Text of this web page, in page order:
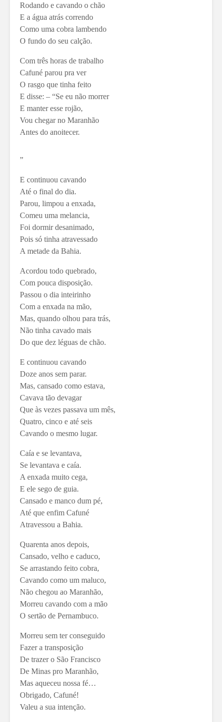
Rodando e cavando o chão
E a água atrás correndo
Como uma cobra lambendo
O fundo do seu calção.
Com três horas de trabalho
Cafuné parou pra ver
O rasgo que tinha feito
E disse: – “Se eu não morrer
E manter esse rojão,
Vou chegar no Maranhão
Antes do anoitecer.
”
E continuou cavando
Até o final do dia.
Parou, limpou a enxada,
Comeu uma melancia,
Foi dormir desanimado,
Pois só tinha atravessado
A metade da Bahia.
Acordou todo quebrado,
Com pouca disposição.
Passou o dia inteirinho
Com a enxada na mão,
Mas, quando olhou para trás,
Não tinha cavado mais
Do que dez léguas de chão.
E continuou cavando
Doze anos sem parar.
Mas, cansado como estava,
Cavava tão devagar
Que às vezes passava um mês,
Quatro, cinco e até seis
Cavando o mesmo lugar.
Caía e se levantava,
Se levantava e caía.
A enxada muito cega,
E ele sego de guia.
Cansado e manco dum pé,
Até que enfim Cafuné
Atravessou a Bahia.
Quarenta anos depois,
Cansado, velho e caduco,
Se arrastando feito cobra,
Cavando como um maluco,
Não chegou ao Maranhão,
Morreu cavando com a mão
O sertão de Pernambuco.
Morreu sem ter conseguido
Fazer a transposição
De trazer o São Francisco
De Minas pro Maranhão,
Mas aqueceu nossa fé…
Obrigado, Cafuné!
Valeu a sua intenção.